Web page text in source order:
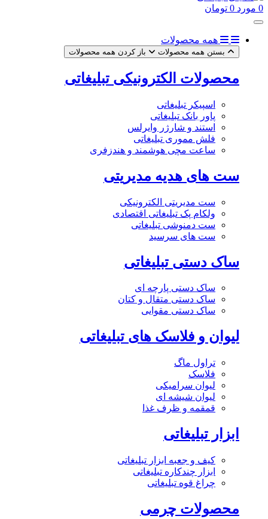
0 مورد 0 تومان
همه محصولات
بستن همه محصولات باز کردن همه محصولات
محصولات الکترونیکی تبلیغاتی
اسپیکر تبلیغاتی
پاور بانک تبلیغاتی
استند و شارژر وایرلس
فلش مموری تبلیغاتی
ساعت مچی هوشمند و هندزفری
ست های هدیه مدیریتی
ست مدیریتی الکترونیکی
ولکام پک تبلیغاتی اقتصادی
ست دمنوشی تبلیغاتی
ست های سرسید
ساک دستی تبلیغاتی
ساک دستی پارچه ای
ساک دستی متقال و کتان
ساک دستی مقوایی
لیوان و فلاسک های تبلیغاتی
تراول ماگ
فلاسک
لیوان سرامیکی
لیوان شیشه ای
قمقمه و ظرف غذا
ابزار تبلیغاتی
کیف و جعبه ابزار تبلیغاتی
ابزار چندکاره تبلیغاتی
چراغ قوه تبلیغاتی
محصولات چرمی